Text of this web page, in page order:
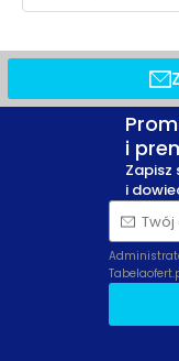
i
Zapisz
i